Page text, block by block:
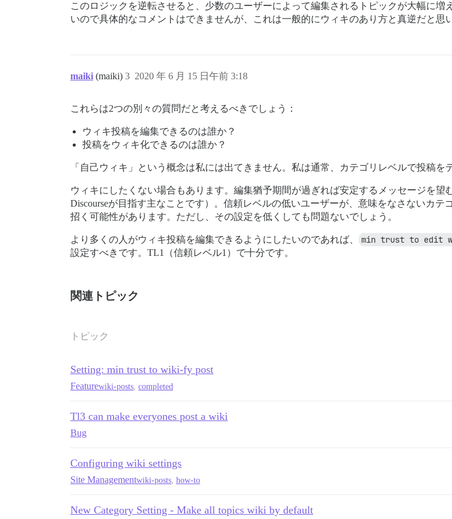
このロジックを逆転させると、少数のユーザーによって編集されるトピックが大幅に
いので具体的なコメントはできませんが、これは一般的にウィキのあり方と真逆だと思
maiki (maiki) 2020 年 6 月 15 日午前 3:18
3
これらは2つの別々の質問だと考えるべきでしょう：
ウィキ投稿を編集できるのは誰か？
投稿をウィキ化できるのは誰か？
「自己ウィキ」という概念は私には出てきません。私は通常、カテゴリレベルで投稿を
ウィキにしたくない場合もあります。編集猶予期間が過ぎれば安定するメッセージを
Discourseが目指す主なことです）。信頼レベルの低いユーザーが、意味をなさないカ
招く可能性があります。ただし、その設定を低くしても問題ないでしょう。
より多くの人がウィキ投稿を編集できるようにしたいのであれば、 min trust to edit
設定すべきです。TL1（信頼レベル1）で十分です。
関連トピック
トピック
Setting: min trust to wiki-fy post
Featurewiki-posts completed
Tl3 can make everyones post a wiki
Bug
Configuring wiki settings
Site Managementwiki-posts how-to
New Category Setting - Make all topics wiki by default